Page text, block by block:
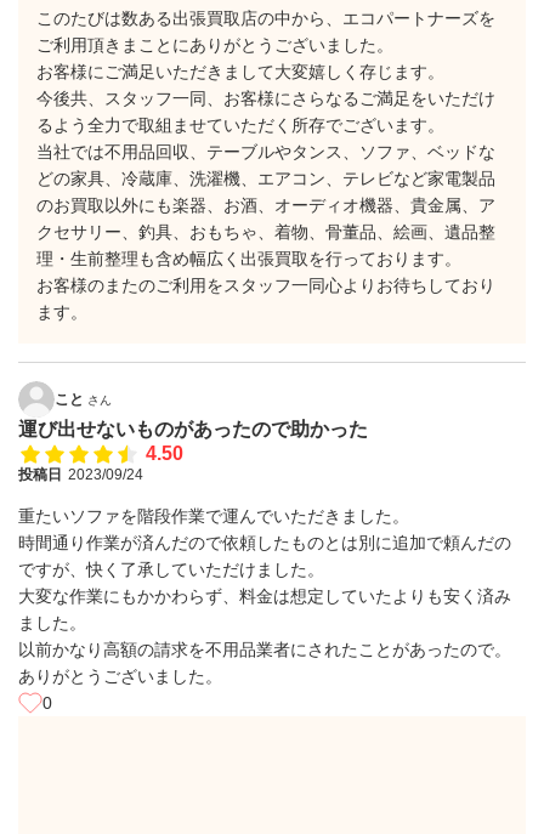
このたびは数ある出張買取店の中から、エコパートナーズを
ご利用頂きまことにありがとうございました。
お客様にご満足いただきまして大変嬉しく存じます。
今後共、スタッフ一同、お客様にさらなるご満足をいただけ
るよう全力で取組ませていただく所存でございます。
当社では不用品回収、テーブルやタンス、ソファ、ベッドな
どの家具、冷蔵庫、洗濯機、エアコン、テレビなど家電製品
のお買取以外にも楽器、お酒、オーディオ機器、貴金属、ア
クセサリー、釣具、おもちゃ、着物、骨董品、絵画、遺品整
理・生前整理も含め幅広く出張買取を行っております。
お客様のまたのご利用をスタッフ一同心よりお待ちしており
ます。
こと さん
運び出せないものがあったので助かった
4.50
投稿日 2023/09/24
重たいソファを階段作業で運んでいただきました。
時間通り作業が済んだので依頼したものとは別に追加で頼んだの
ですが、快く了承していただけました。
大変な作業にもかかわらず、料金は想定していたよりも安く済み
ました。
以前かなり高額の請求を不用品業者にされたことがあったので。
ありがとうございました。
0